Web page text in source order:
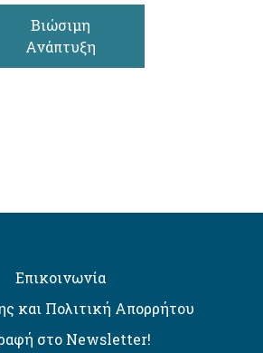
Βιώσιμη
Ανάπτυξη
Επικοινωνία
και Πολιτική Απορρήτου
στο Newsletter!